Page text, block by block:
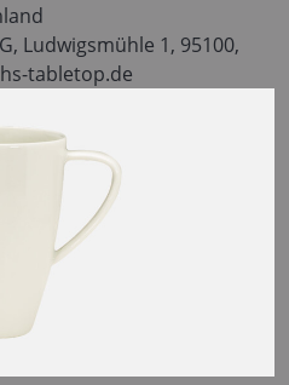
Ludwigsmühle 1, 95100,
tabletop.de